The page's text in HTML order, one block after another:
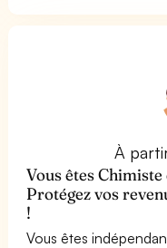
À
Vous êtes
Protégez vos
!
Vous êtes